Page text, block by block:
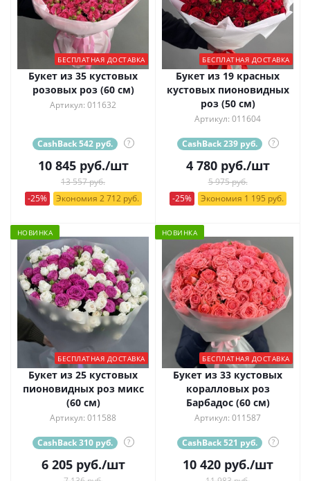
БЕСПЛАТНАЯ ДОСТАВКА
Букет из 35 кустовых
розовых роз (60 см)
Артикул: 011632
CashBack 542 руб. ?
10 845руб./шт
13 557 руб.
-25%
Экономия 2 712 руб.
БЕСПЛАТНАЯ ДОСТАВКА
Букет из 19 красных
кустовых пионовидных
роз (50 см)
Артикул: 011604
CashBack 239 руб. ?
4 780руб./шт
5 975 руб.
-25%
Экономия 1 195 руб.
НОВИНКА
БЕСПЛАТНАЯ ДОСТАВКА
Букет из 25 кустовых
пионовидных роз микс
(60 см)
Артикул: 011588
CashBack 310 руб. ?
6 205руб./шт
НОВИНКА
БЕСПЛАТНАЯ ДОСТАВКА
Букет из 33 кустовых
коралловых роз
Барбадос (60 см)
Артикул: 011587
CashBack 521 руб. ?
10 420руб./шт